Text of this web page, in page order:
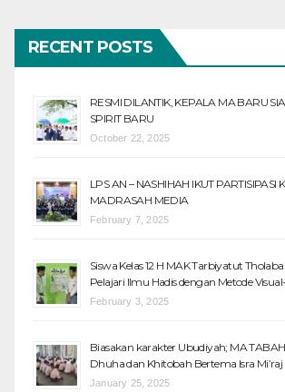
RECENT POSTS
RESMI DILANTIK, KEPALA MA BARU
SPIRIT BARU
October 22, 2025
LPS AN – NASHIHAH IKUT PARTISIPASI
MADRASAH MEDIA
February 7, 2025
Siswa Kelas 12 H MAK Tarbiyatut
Pelajari Ilmu Hadis dengan Metode
February 3, 2025
Biasakan karakter Ubudiyah; MA
Dhuha dan Khitobah Bertema Isra Mi’raj
January 25, 2025